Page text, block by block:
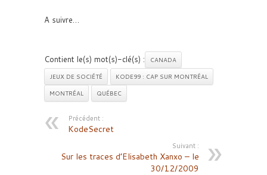
A suivre…
Contient le(s) mot(s)-clé(s) :
CANADA
JEUX DE SOCIÉTÉ
KODE99 : CAP SUR MONTRÉAL
MONTRÉAL
QUÉBEC
Précédent :
KodeSecret
Suivant :
Sur les traces d’Elisabeth Xanxo – le
30/12/2009